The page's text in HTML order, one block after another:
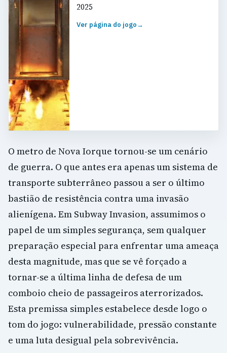
2025
Ver página do jogo→
O metro de Nova Iorque tornou-se um cenário
de guerra. O que antes era apenas um sistema de
transporte subterrâneo passou a ser o último
bastião de resistência contra uma invasão
alienígena. Em Subway Invasion, assumimos o
papel de um simples segurança, sem qualquer
preparação especial para enfrentar uma ameaça
desta magnitude, mas que se vê forçado a
tornar-se a última linha de defesa de um
comboio cheio de passageiros aterrorizados.
Esta premissa simples estabelece desde logo o
tom do jogo: vulnerabilidade, pressão constante
e uma luta desigual pela sobrevivência.